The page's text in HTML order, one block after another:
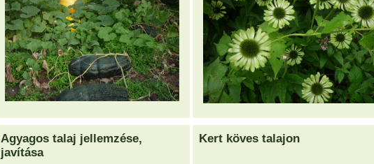
Agyagos talaj jellemzése,
javítása
Kert köves talajon